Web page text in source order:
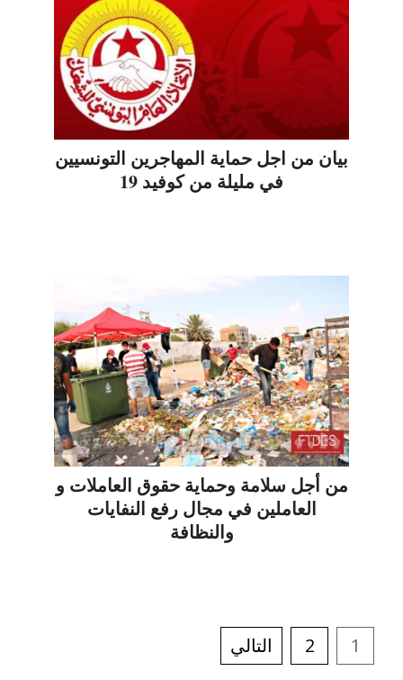
بيان من اجل حماية المهاجرين التونسيين
في مليلة من كوفيد 19
من أجل سلامة وحماية حقوق العاملات و
العاملين في مجال رفع النفايات
والنظافة
1
2 التالي